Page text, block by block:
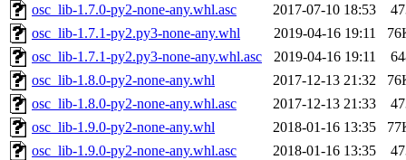
osc_lib-1.7.0-py2-none-any.whl.asc
2017-07-10 18:53
osc_lib-1.7.1-py2.py3-none-any.whl
2019-04-16 19:11
osc_lib-1.7.1-py2.py3-none-any.whl.asc
2019-04-16 19:11
osc_lib-1.8.0-py2-none-any.whl
2017-12-13 21:32
osc_lib-1.8.0-py2-none-any.whl.asc
2017-12-13 21:33
osc_lib-1.9.0-py2-none-any.whl
2018-01-16 13:35
osc_lib-1.9.0-py2-none-any.whl.asc
2018-01-16 13:35